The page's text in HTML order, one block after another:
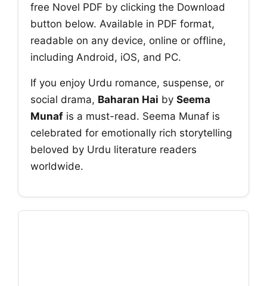
free Novel PDF by clicking the Download
button below. Available in PDF format,
readable on any device, online or offline,
including Android, iOS, and PC.
If you enjoy Urdu romance, suspense, or
social drama, Baharan Hai by Seema
Munaf is a must-read. Seema Munaf is
celebrated for emotionally rich storytelling
beloved by Urdu literature readers
worldwide.